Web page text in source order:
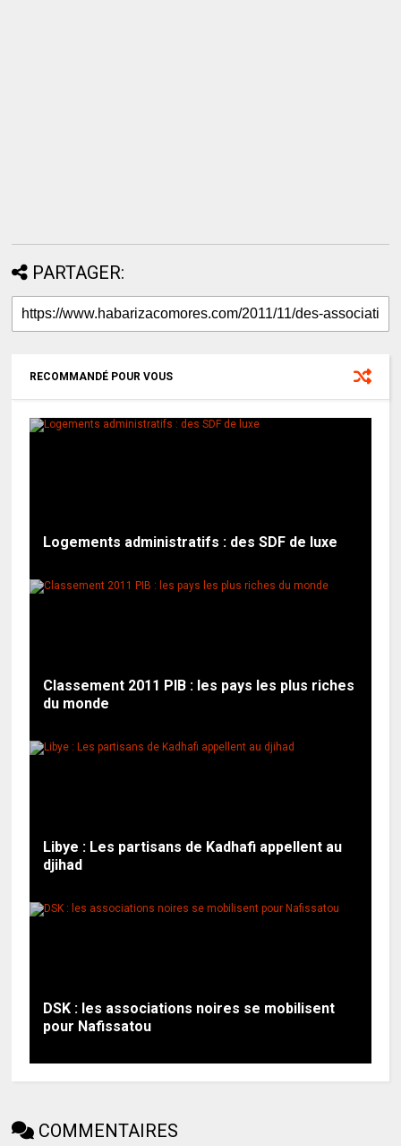
PARTAGER:
RECOMMANDÉ POUR VOUS
Logements administratifs : des SDF de luxe
Classement 2011 PIB : les pays les plus riches
du monde
Libye : Les partisans de Kadhafi appellent au
djihad
DSK : les associations noires se mobilisent
pour Nafissatou
COMMENTAIRES